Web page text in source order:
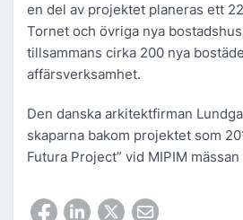
en del av projektet planeras ett
Tornet och övriga nya
tillsammans cirka 200 nya
affärsverksamhet.
Den danska arkitektfirman
skaparna bakom projektet som
Futura Project” vid MIPIM